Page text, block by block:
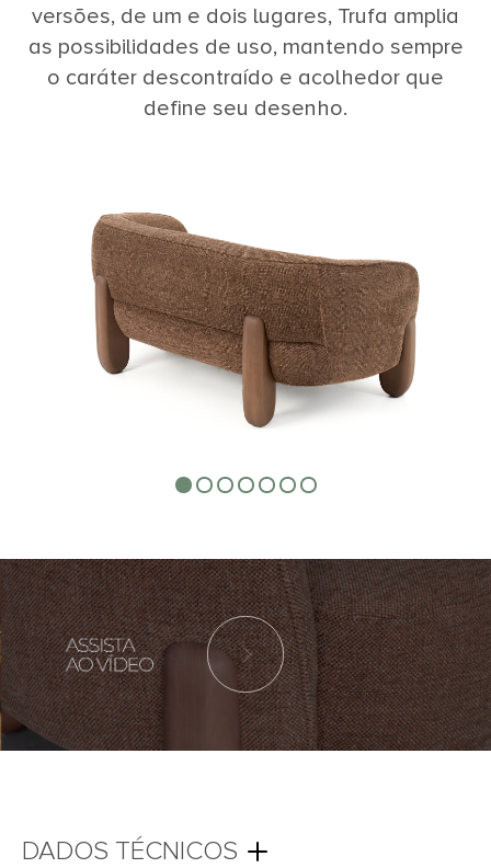
versões, de um e dois lugares, Trufa amplia
as possibilidades de uso, mantendo sempre
o caráter descontraído e acolhedor que
define seu desenho.
DADOS TÉCNICOS